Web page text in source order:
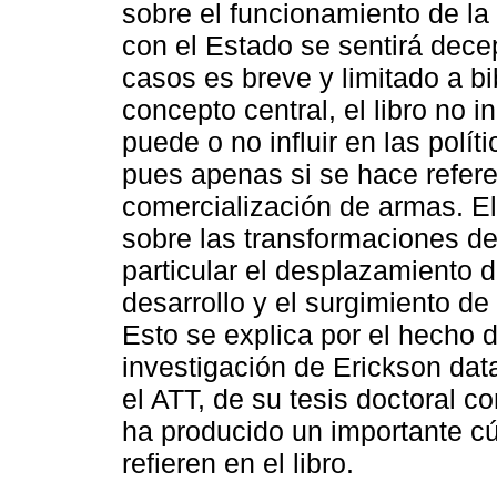
sobre el funcionamiento de
con el Estado se sentirá
casos es breve y limitado a
concepto central, el libro no
puede o no influir en las
pues apenas si se hace
comercialización de armas.
sobre las transformaciones
particular el desplazamiento
desarrollo y el surgimiento
Esto se explica por el hecho
investigación de Erickson
el ATT, de su tesis doctoral
ha producido un importante
refieren en el libro.